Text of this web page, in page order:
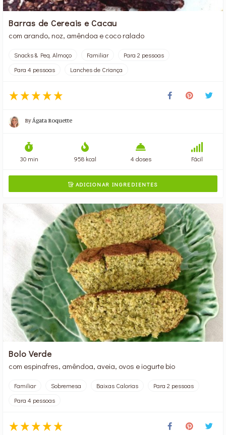
Barras de Cereais e Cacau
com arando, noz, amêndoa e coco ralado
Snacks & Peq. Almoço Familiar
Para 2 pessoas
Para 4 pessoas
Lanches de Criança
ByÁgata Roquette
30 min 958 kcal 4 doses Fácil
ADICIONAR INGREDIENTES
Bolo Verde
com espinafres, amêndoa, aveia, ovos e iogurte bio
Familiar Sobremesa Baixas Calorias
Para 2 pessoas
Para 4 pessoas